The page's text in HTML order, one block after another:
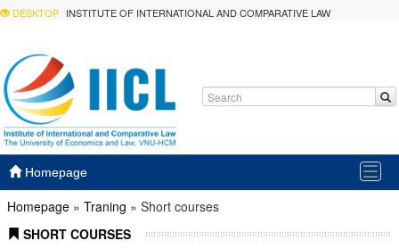
DESKTOP INSTITUTE OF INTERNATIONAL AND COMPARATIVE LAW
Homepage
Homepage » Traning » Short courses
SHORT COURSES